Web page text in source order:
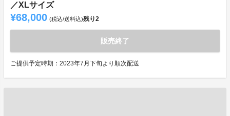
／XLサイズ
¥68,000 (税込/送料込)残り2
販売終了
ご提供予定時期：2023年7月下旬より順次配送